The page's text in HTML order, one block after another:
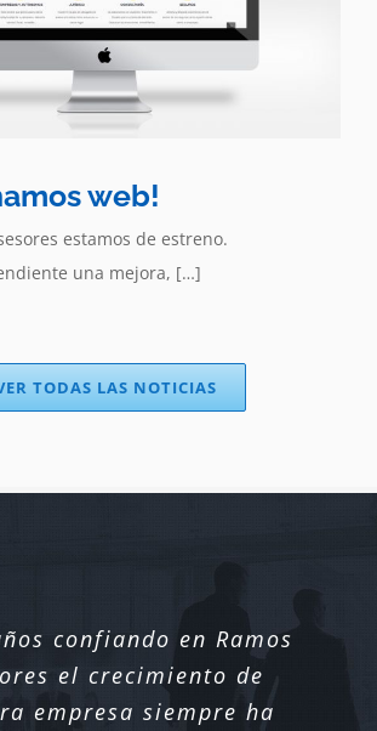
web!
estamos de estreno.
una mejora, […]
TODAS LAS NOTICIAS
confiando en Ramos
el crecimiento de
empresa siempre ha